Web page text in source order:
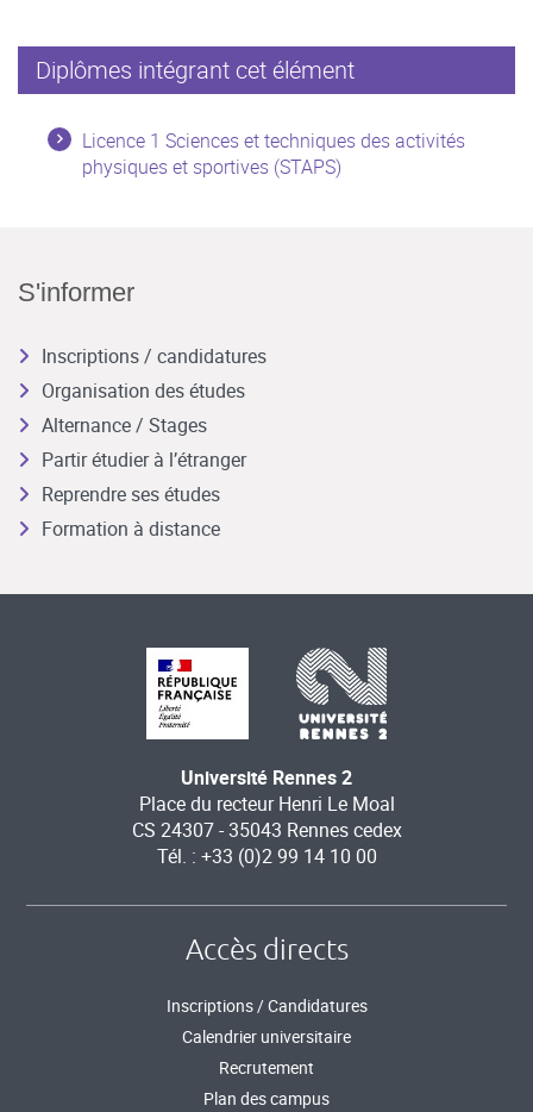
Diplômes intégrant cet élément
Licence 1 Sciences et techniques des activités
physiques et sportives (STAPS)
S'informer
Inscriptions / candidatures
Organisation des études
Alternance / Stages
Partir étudier à l’étranger
Reprendre ses études
Formation à distance
Université Rennes 2
Place du recteur Henri Le Moal
CS 24307 - 35043 Rennes cedex
Tél. : +33 (0)2 99 14 10 00
Accès directs
Inscriptions / Candidatures
Calendrier universitaire
Recrutement
Plan des campus